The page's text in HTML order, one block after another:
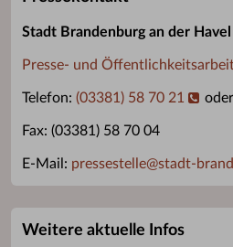
Stadt Brandenburg an der Havel
Presse- und
Telefon: (03381) 58 70 21 oder
Fax: (03381) 58 70 04
E-Mail: pressestelle@stadt-
Weitere aktuelle Infos